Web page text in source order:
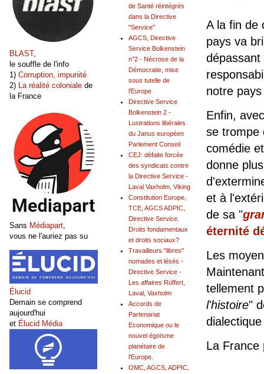
A la fin de
pays va
notre
Enfin,
se trompe
comédie
donne
et à
de sa "
éternité
Les
tellement
l'histoire"
La France
de Santé réintégrés
dans la Directive
"Service"
AGCS, Directive
Service Bolkenstein
n°2 - Nécrose de la
Démocratie, mise
sous tutelle de
l'Europe
Directive Service
Bolkenstein 2 -
Lustrations libérales
du Janus européen
Parlement Conseil
CEJ: défaite forcée
des syndicats contre
la Directive Service -
Laval Vaxholm, Viking
Constitution Europe,
TCE, AGCS ADPIC,
Directive Service.
Droits fondamentaux
et droits sociaux?
Travailleurs "libres"
nomades et lésés -
Directive Service -
Les affaires Rüffert,
Laval, Vaxholm
Accords de
Partenariat
Economique ou le
nouvel égoïsme
planétaire de
l'Europe.
OMC, AGCS, ADPIC,
BLAST,
le souffle de l'info
1) Corruption, impunité
2) La réalité coloniale de
la France
Sans Médiapart,
vous ne l'auriez pas su
Élucid
Demain se comprend
aujourd'hui
et Élucid Média